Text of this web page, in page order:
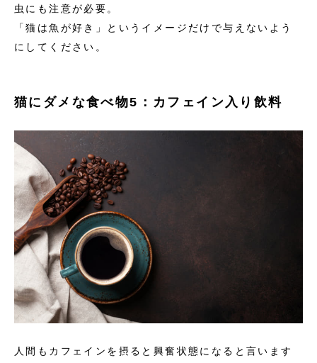
虫にも注意が必要。
「猫は魚が好き」というイメージだけで与えないよう
にしてください。
猫にダメな食べ物5：カフェイン入り飲料
人間もカフェインを摂ると興奮状態になると言います